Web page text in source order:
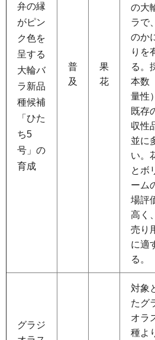
弁の縁
がピン
ク色を
呈する
大輪バ
ラ新品
種候補
「ひた
ち5
号」の
育成
普
及
果
花
の大
ラで
のか
りを
る。
本数
量性
既存
収性
並に
い。
とボ
ーム
場評
高く
売り
に適
る。
グラジ
対象
たグ
オラ
種よ